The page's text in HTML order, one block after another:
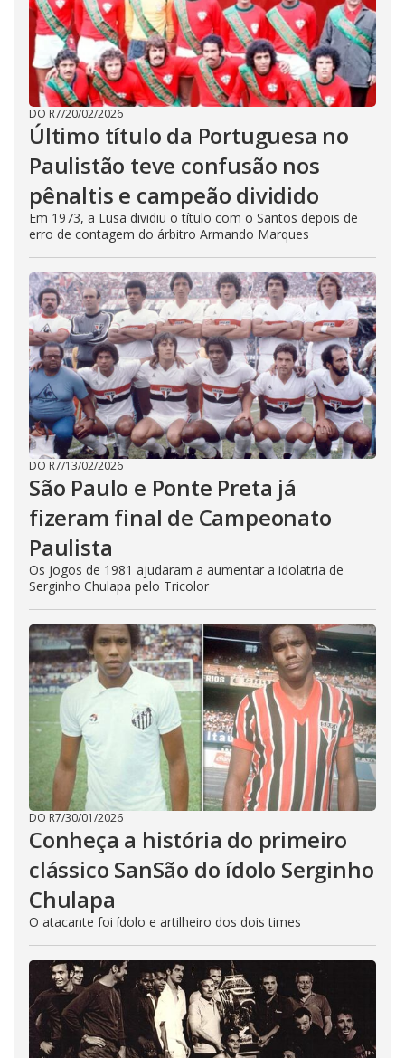
DO R7/20/02/2026
Último título da Portuguesa no
Paulistão teve confusão nos
pênaltis e campeão dividido
Em 1973, a Lusa dividiu o título com o Santos depois de
erro de contagem do árbitro Armando Marques
DO R7/13/02/2026
São Paulo e Ponte Preta já
fizeram final de Campeonato
Paulista
Os jogos de 1981 ajudaram a aumentar a idolatria de
Serginho Chulapa pelo Tricolor
DO R7/30/01/2026
Conheça a história do primeiro
clássico SanSão do ídolo Serginho
Chulapa
O atacante foi ídolo e artilheiro dos dois times